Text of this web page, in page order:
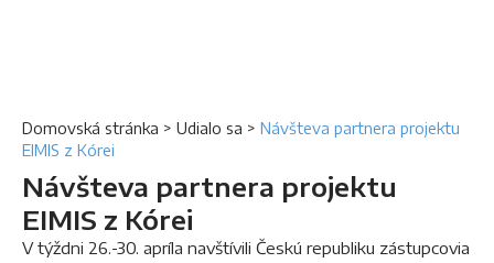
Domovská stránka > Udialo sa > Návšteva partnera projektu
EIMIS z Kórei
Návšteva partnera projektu
EIMIS z Kórei
V týždni 26.-30. apríla navštívili Českú republiku zástupcovia